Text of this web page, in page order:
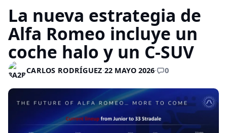
La nueva estrategia de
Alfa Romeo incluye un
coche halo y un C-SUV
CARLOS RODRÍGUEZ·22 MAYO 2026· 0